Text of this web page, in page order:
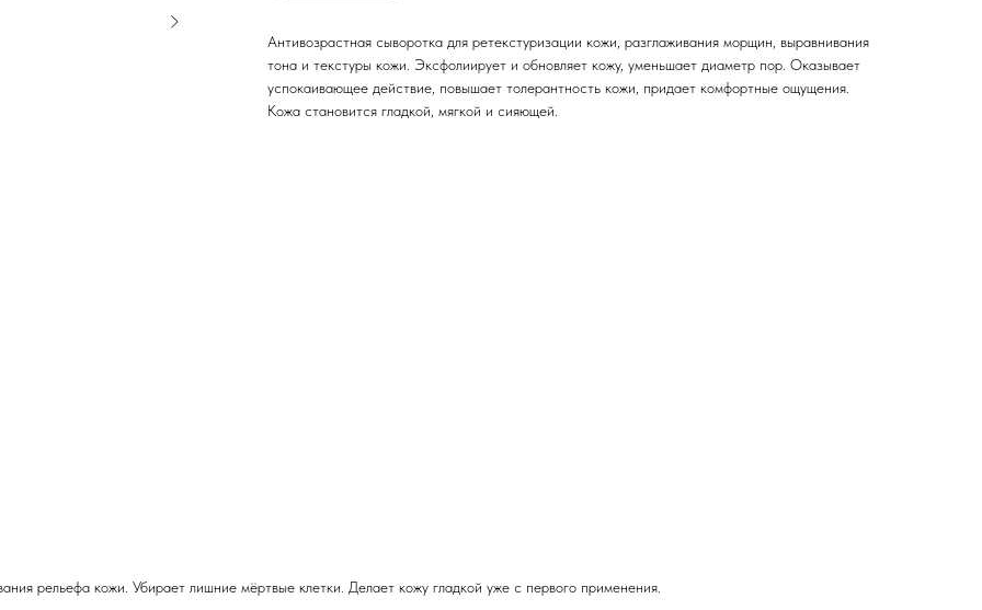
Антивозрастная сыворотка для ретекстуризации кожи, разглаживания морщин, выравнивания
тона и текстуры кожи. Эксфолиирует и обновляет кожу, уменьшает диаметр пор. Оказывает
успокаивающее действие, повышает толерантность кожи, придает комфортные ощущения.
Кожа становится гладкой, мягкой и сияющей.
рельефа кожи. Убирает лишние мёртвые клетки. Делает кожу гладкой уже с первого применения.